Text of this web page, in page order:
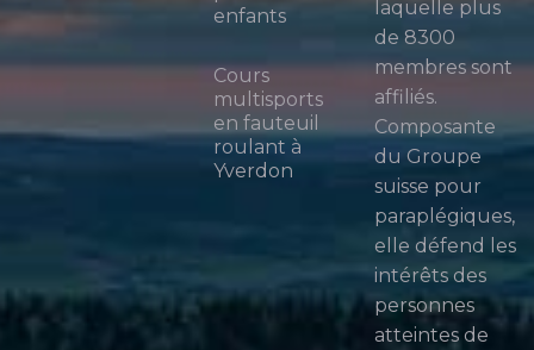
enfants
Cours
multisports
en fauteuil
roulant à
Yverdon
laquelle plus
de 8300
membres sont
affiliés.
Composante
du Groupe
suisse pour
paraplégiques,
elle défend les
intérêts des
personnes
atteintes de